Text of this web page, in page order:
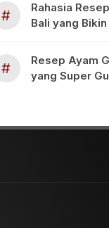
#
Rahasia
Bali yang
#
Resep Ayam
yang Super